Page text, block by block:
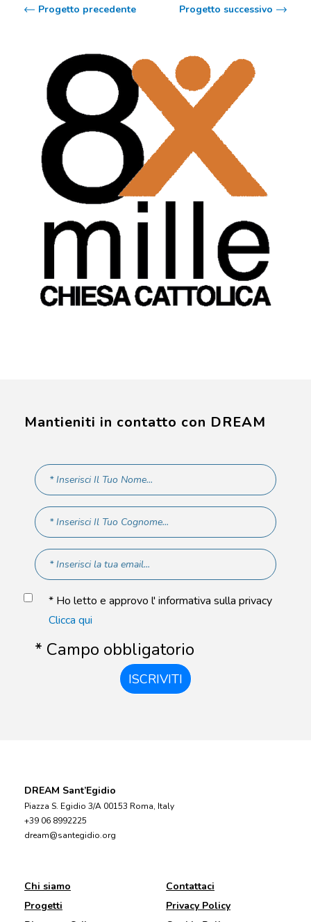
Progetto precedente Progetto successivo
Mantieniti in contatto con DREAM
* Ho letto e approvo l' informativa sulla privacy
Clicca qui
* Campo obbligatorio
ISCRIVITI
DREAM Sant’Egidio
Piazza S. Egidio 3/A 00153 Roma, Italy
+39 06 8992225
dream@santegidio.org
Chi siamo
Progetti
Contattaci
Privacy Policy